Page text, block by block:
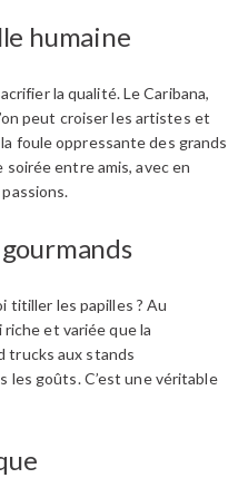
humaine
la qualité. Le Caribana,
peut croiser les artistes et
foule oppressante des grands
soirée entre amis, avec en
titiller les papilles ? Au
riche et variée que la
trucks aux stands
les goûts. C’est une véritable